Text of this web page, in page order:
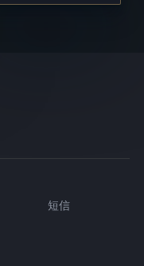
短信